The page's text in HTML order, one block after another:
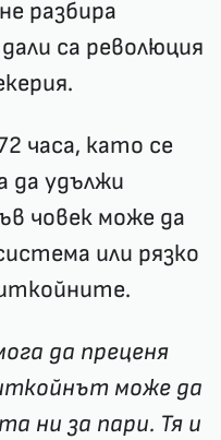
разбира
са революция
часа, като се
да удължи
човек може да
или рязко
да преценя
може да
ни за пари. Тя и